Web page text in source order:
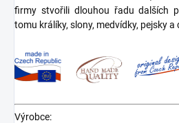
firmy stvořili dlouhou řadu dalších
tomu králíky, slony, medvídky, pejsky
Výrobce: